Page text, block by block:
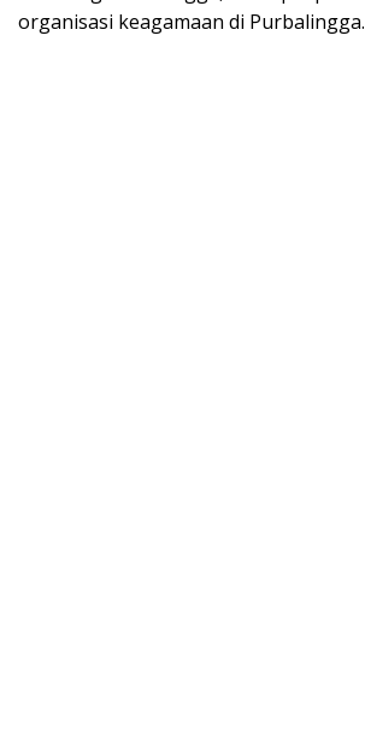
organisasi keagamaan di Purbalingga.